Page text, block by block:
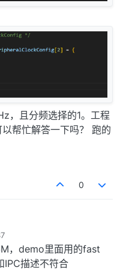
，且分频选择的1。工程
帮忙解答一下吗？ 跑的
0
，demo里面用的fast
IPC描述不符合